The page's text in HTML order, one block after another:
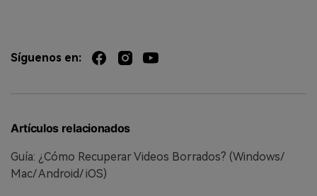
Síguenos en:
Artículos relacionados
Guía: ¿Cómo Recuperar Videos Borrados? (Windows/
Mac/ Android/ iOS)